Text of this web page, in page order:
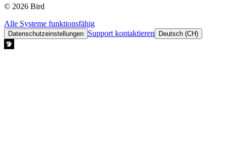
© 2026 Bird
Alle Systeme funktionsfähig
Datenschutzeinstellungen Support kontaktieren Deutsch (CH)